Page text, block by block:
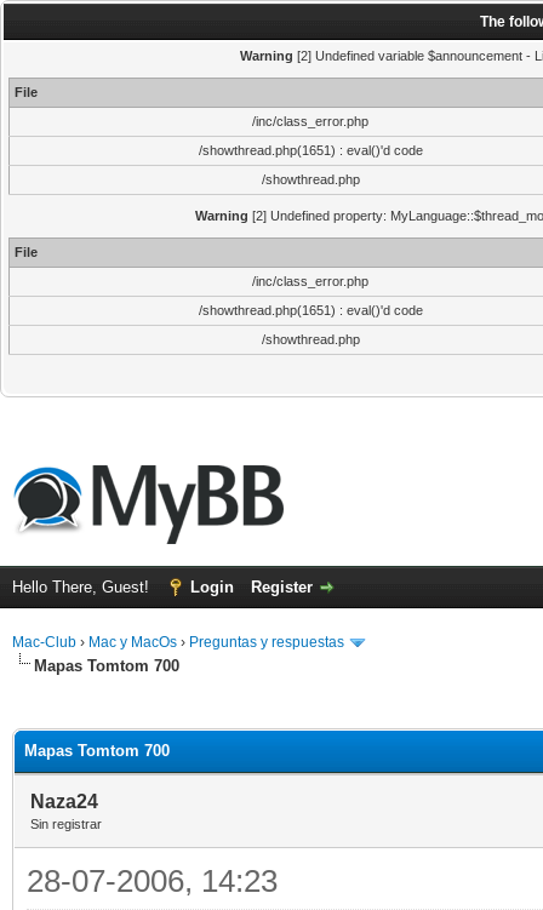
The
Warning [2] Undefined variable $announcement -
File
/inc/class_error.php
/showthread.php(1651) : eval()'d code
/showthread.php
Warning [2] Undefined property:
File
/inc/class_error.php
/showthread.php(1651) : eval()'d code
/showthread.php
Hello There, Guest! Login Register
Mac-Club › Mac y MacOs › Preguntas y respuestas
Mapas Tomtom 700
Mapas Tomtom 700
Naza24
Sin registrar
28-07-2006, 14:23